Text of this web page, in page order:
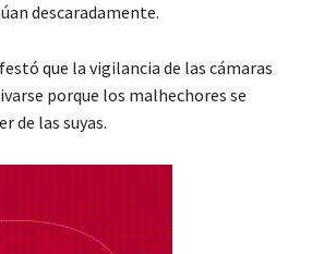
descaradamente.
que la vigilancia de las cámaras
porque los malhechores se
de las suyas.